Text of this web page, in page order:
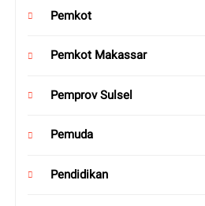
Pemkot
Pemkot Makassar
Pemprov Sulsel
Pemuda
Pendidikan